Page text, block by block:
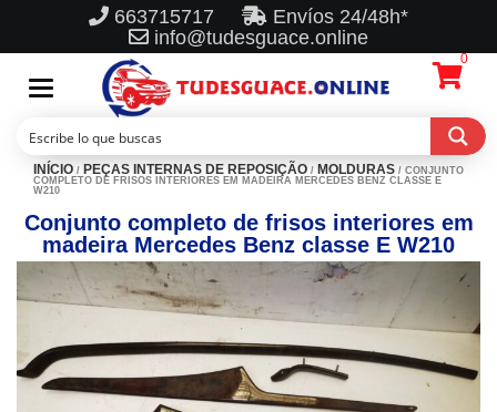
663715717
Envíos 24/48h*
info@tudesguace.online
Toggle
navigation
0
INÍCIO / PEÇAS INTERNAS DE REPOSIÇÃO / MOLDURAS / CONJUNTO
COMPLETO DE FRISOS INTERIORES EM MADEIRA MERCEDES BENZ CLASSE E
W210
Conjunto completo de frisos interiores em
madeira Mercedes Benz classe E W210